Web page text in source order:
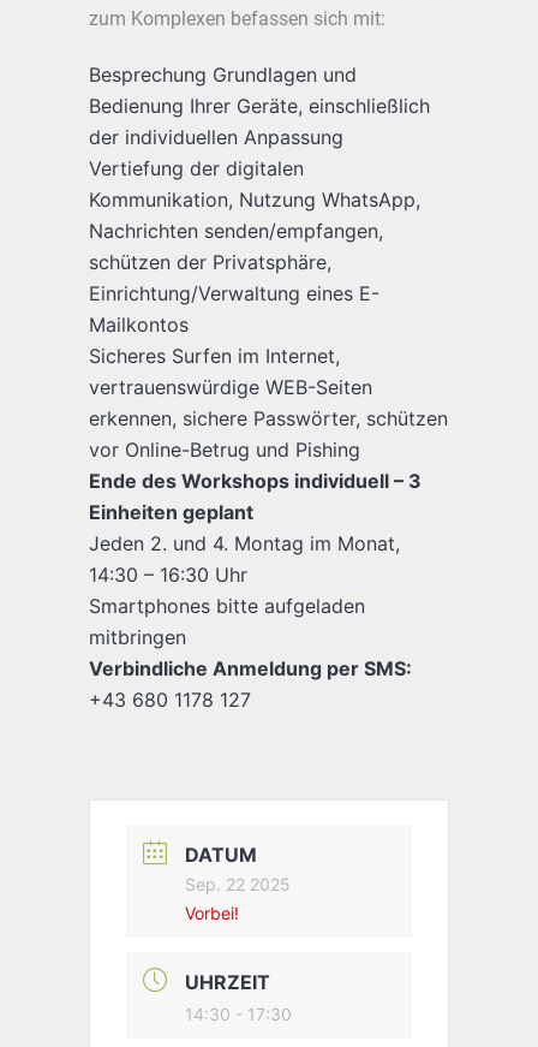
zum Komplexen befassen sich mit:
Besprechung Grundlagen und
Bedienung Ihrer Geräte, einschließlich
der individuellen Anpassung
Vertiefung der digitalen
Kommunikation, Nutzung WhatsApp,
Nachrichten senden/empfangen,
schützen der Privatsphäre,
Einrichtung/Verwaltung eines E-
Mailkontos
Sicheres Surfen im Internet,
vertrauenswürdige WEB-Seiten
erkennen, sichere Passwörter, schützen
vor Online-Betrug und Pishing
Ende des Workshops individuell – 3
Einheiten geplant
Jeden 2. und 4. Montag im Monat,
14:30 – 16:30 Uhr
Smartphones bitte aufgeladen
mitbringen
Verbindliche Anmeldung per SMS:
+43 680 1178 127
DATUM
Sep. 22 2025
Vorbei!
UHRZEIT
14:30 - 17:30